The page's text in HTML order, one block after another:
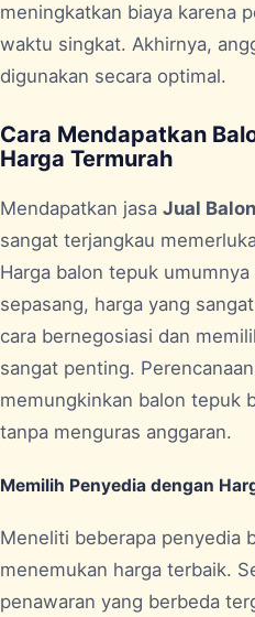
meningkatkan biaya karena
waktu singkat. Akhirnya,
digunakan secara optimal.
Cara Mendapatkan
Harga Termurah
Mendapatkan jasa Jual
sangat terjangkau
Harga balon tepuk
sepasang, harga yang
cara bernegosiasi dan
sangat penting.
memungkinkan balon tepuk
tanpa menguras anggaran.
Memilih Penyedia dengan
Meneliti beberapa penyedia
menemukan harga terbaik.
penawaran yang berbeda